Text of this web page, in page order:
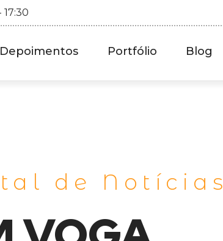
17:30
Depoimentos Portfólio Blog
de Notícias